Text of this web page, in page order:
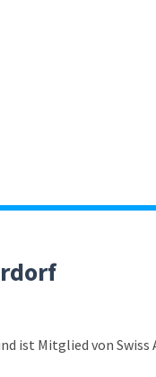
ist Mitglied von Swiss